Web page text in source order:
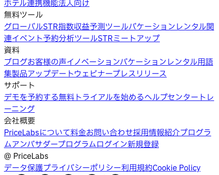
ホテル連携機能法人向け
無料ツール
グローバルSTR指数収益予測ツールバケーションレンタル関
連イベント予約分析ツールSTRミートアップ
資料
ブログお客様の声イノベーションバケーションレンタル用語
集製品アップデートウェビナープレスリリース
サポート
デモを予約する無料トライアルを始めるヘルプセンタートレ
ーニング
会社概要
PriceLabsについて料金お問い合わせ採用情報紹介プログラ
ムアンバサダープログラムログイン新規登録
@ PriceLabs
データ保護プライバシーポリシー利用規約Cookie Policy